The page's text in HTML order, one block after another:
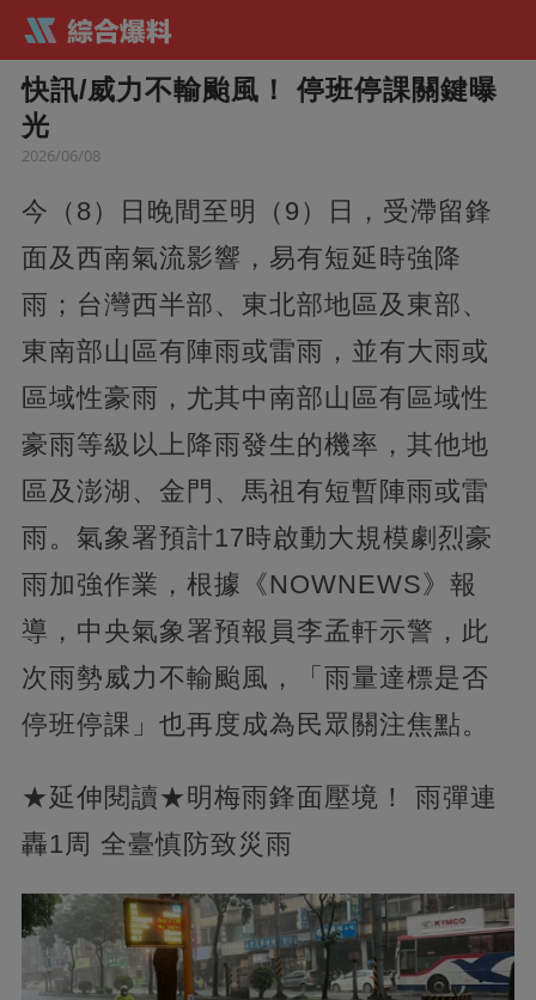
快訊/威力不輸颱風！ 停班停課關鍵曝
光
2026/06/08
今（8）日晚間至明（9）日，受滯留鋒
面及西南氣流影響，易有短延時強降
雨；台灣西半部、東北部地區及東部、
東南部山區有陣雨或雷雨，並有大雨或
區域性豪雨，尤其中南部山區有區域性
豪雨等級以上降雨發生的機率，其他地
區及澎湖、金門、馬祖有短暫陣雨或雷
雨。氣象署預計17時啟動大規模劇烈豪
雨加強作業，根據《NOWNEWS》報
導，中央氣象署預報員李孟軒示警，此
次雨勢威力不輸颱風，「雨量達標是否
停班停課」也再度成為民眾關注焦點。
★延伸閱讀★明梅雨鋒面壓境！ 雨彈連
轟1周 全臺慎防致災雨